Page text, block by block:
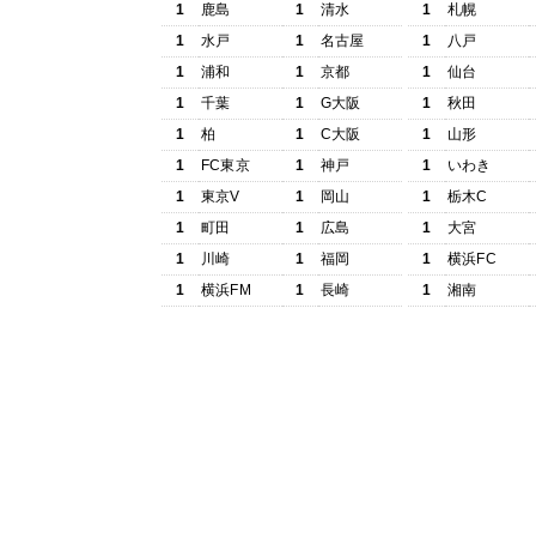
1 鹿島 1
清水
1
水戸 1
名古屋
1
浦和 1
京都
1
千葉 1
G大阪
1
柏 1
C大阪
1
FC東京 1
神戸
1
東京V 1
岡山
1
町田 1
広島
1
川崎 1
福岡
1
横浜FM 1 長崎
1
札幌
1
八戸
1
仙台
1
秋田
1
山形
1
いわき
1
栃木C
1
大宮
1
横浜FC
1
湘南